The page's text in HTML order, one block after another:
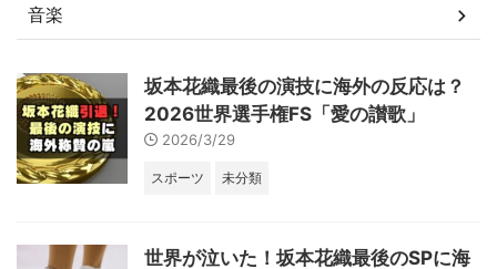
音楽
坂本花織最後の演技に海外の反応は？
2026世界選手権FS「愛の讃歌」
2026/3/29
スポーツ 未分類
世界が泣いた！坂本花織最後のSPに海